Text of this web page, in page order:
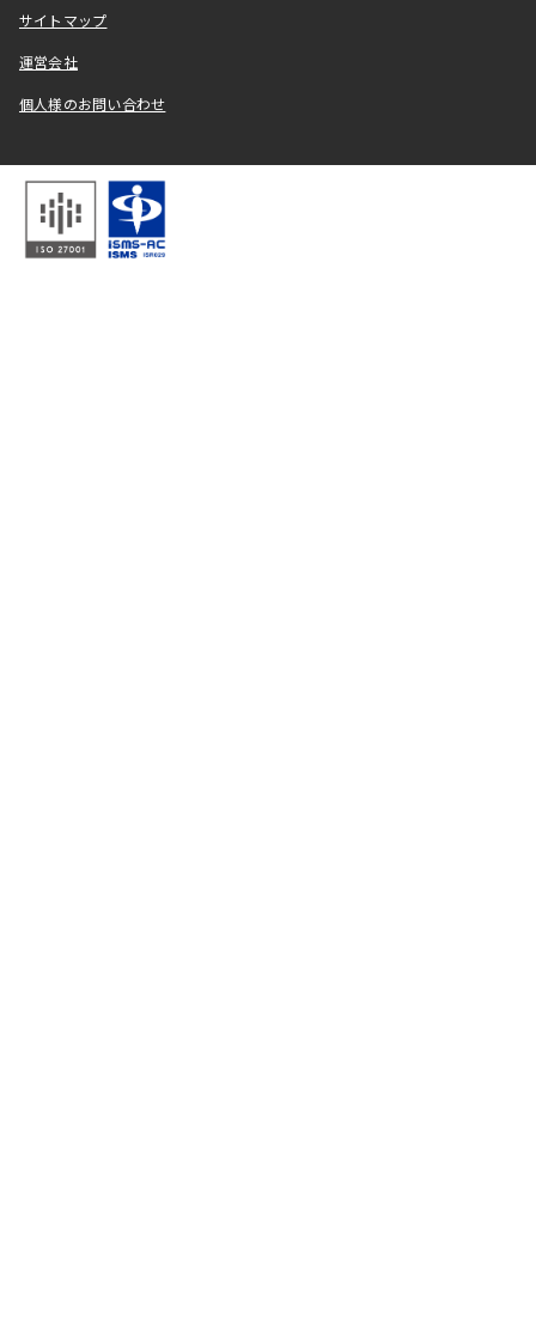
サイトマップ
運営会社
個人様のお問い合わせ